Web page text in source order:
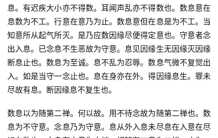
息。有迟疾大小亦不得数。耳闻声乱亦不得数也。数息意在
息数为不工。行意在意乃为止。数息意但在息是为不工。当
知意所从起气所灭。是乃应数因缘尽便得定意也。守意者念
出入息。已念息不生恶故为守意。息见因缘生无因缘灭因缘
断息止也。数息为至诚。息不乱为忍辱。数息气微不复觉出
入。如是当守一念止也。息在身亦在外。得因缘息生。罪未
尽故有息。断因缘息不复生也。
数息以为随第二禅。何以故。用不待念故为随第二禅也。数
息为不守意。念息乃为守意。息从外入息未尽息在入意在尽